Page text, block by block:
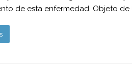
de esta enfermedad. Objeto de